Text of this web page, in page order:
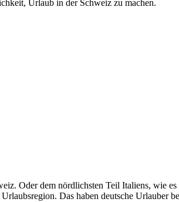
Oder dem nördlichsten Teil Italiens, wie
Das haben deutsche Urlauber